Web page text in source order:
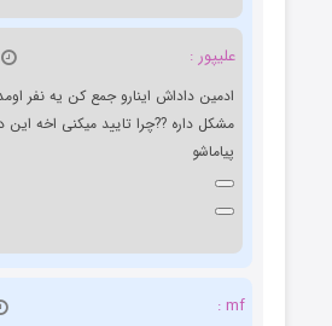
علیپور :
ادمین داداش اینارو جمع کن یه نفر
مشکل داره ??چرا تایید میکنی اخه این
پیاماشو
mf :